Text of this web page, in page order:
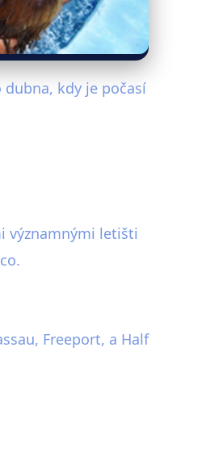
kdy je počasí
významnými letišti
Freeport, a Half